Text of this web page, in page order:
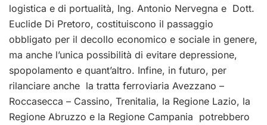
logistica e di portualità, Ing. Antonio Nervegna e Dott.
Euclide Di Pretoro, costituiscono il passaggio
obbligato per il decollo economico e sociale in genere,
ma anche l’unica possibilità di evitare depressione,
spopolamento e quant’altro. Infine, in futuro, per
rilanciare anche la tratta ferroviaria Avezzano –
Roccasecca – Cassino, Trenitalia, la Regione Lazio, la
Regione Abruzzo e la Regione Campania potrebbero